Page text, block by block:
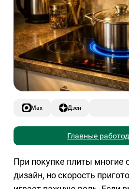
Max Дзен
Главные
При покупке плиты многие
дизайн, но скорость